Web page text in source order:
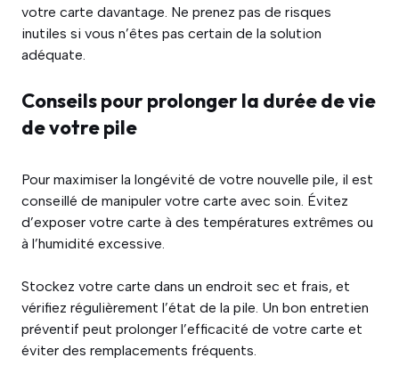
votre carte davantage. Ne prenez pas de risques
inutiles si vous n’êtes pas certain de la solution
adéquate.
Conseils pour prolonger la durée de vie
de votre pile
Pour maximiser la longévité de votre nouvelle pile, il est
conseillé de manipuler votre carte avec soin. Évitez
d’exposer votre carte à des températures extrêmes ou
à l’humidité excessive.
Stockez votre carte dans un endroit sec et frais, et
vérifiez régulièrement l’état de la pile. Un bon entretien
préventif peut prolonger l’efficacité de votre carte et
éviter des remplacements fréquents.